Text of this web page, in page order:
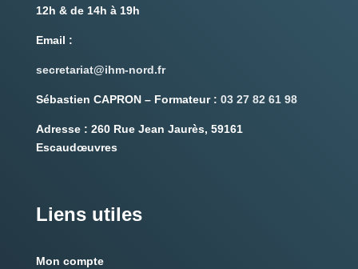
12h & de 14h à 19h
Email :
secretariat@ihm-nord.fr
Sébastien CAPRON – Formateur : 03 27 82 61 98
Adresse : 260 Rue Jean Jaurès, 59161
Escaudœuvres
Liens utiles
Mon compte